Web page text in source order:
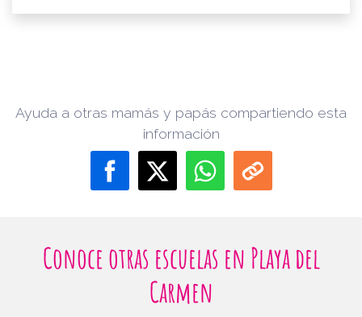
Ayuda a otras mamás y papás compartiendo esta
información
Conoce otras escuelas en Playa del
Carmen